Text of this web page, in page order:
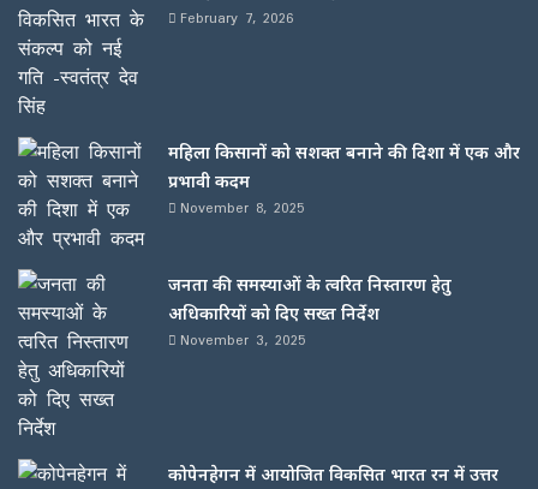
February 7, 2026
महिला किसानों को सशक्त बनाने की दिशा में एक और
प्रभावी कदम
November 8, 2025
जनता की समस्याओं के त्वरित निस्तारण हेतु
अधिकारियों को दिए सख्त निर्देश
November 3, 2025
कोपेनहेगन में आयोजित विकसित भारत रन में उत्तर